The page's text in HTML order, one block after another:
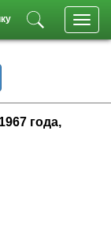
года,